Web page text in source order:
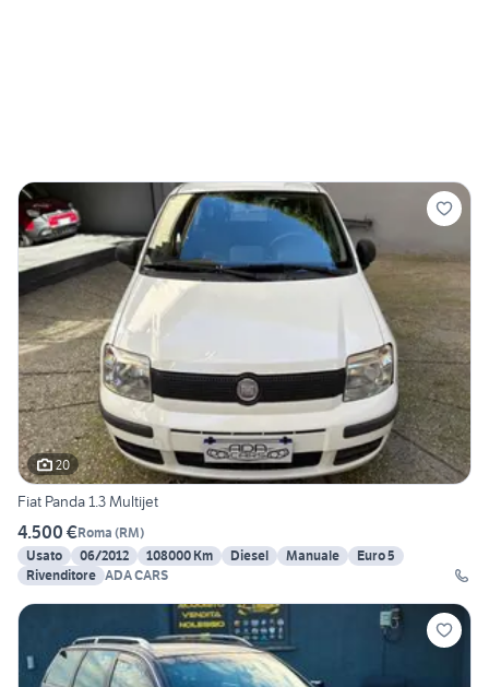
20
Fiat Panda 1.3 Multijet
4.500 €Roma (RM)
Usato
06/2012 108000 Km Diesel Manuale
Euro 5
Rivenditore ADA CARS